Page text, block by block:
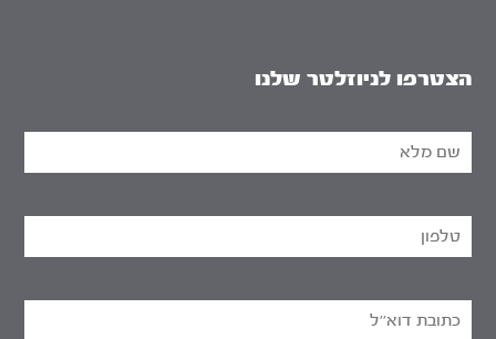
הצטרפו לניוזלטר שלנו